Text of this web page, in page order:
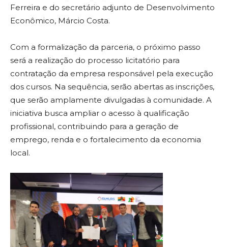
Ferreira e do secretário adjunto de Desenvolvimento
Econômico, Márcio Costa.
Com a formalização da parceria, o próximo passo
será a realização do processo licitatório para
contratação da empresa responsável pela execução
dos cursos. Na sequência, serão abertas as inscrições,
que serão amplamente divulgadas à comunidade. A
iniciativa busca ampliar o acesso à qualificação
profissional, contribuindo para a geração de
emprego, renda e o fortalecimento da economia
local.